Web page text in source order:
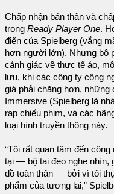
Chấp nhận bản thân và
trong Ready Player One.
điển của Spielberg (vắng
hơn người lớn). Nhưng bộ
cảnh giác về thực tế ảo,
lưu, khi các công ty công
giá phải chăng hơn,
Immersive (Spielberg là
rạp chiếu phim, và các
loại hình truyền thông này.
“Tôi rất quan tâm đến
tại — bộ tai đeo nghe nhìn,
đồ toàn thân — bởi vì tôi
phẩm của tương lai,”